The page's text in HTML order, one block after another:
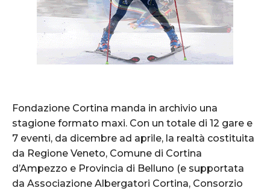
Fondazione Cortina manda in archivio una
stagione formato maxi. Con un totale di 12 gare e
7 eventi, da dicembre ad aprile, la realtà costituita
da Regione Veneto, Comune di Cortina
d’Ampezzo e Provincia di Belluno (e supportata
da Associazione Albergatori Cortina, Consorzio